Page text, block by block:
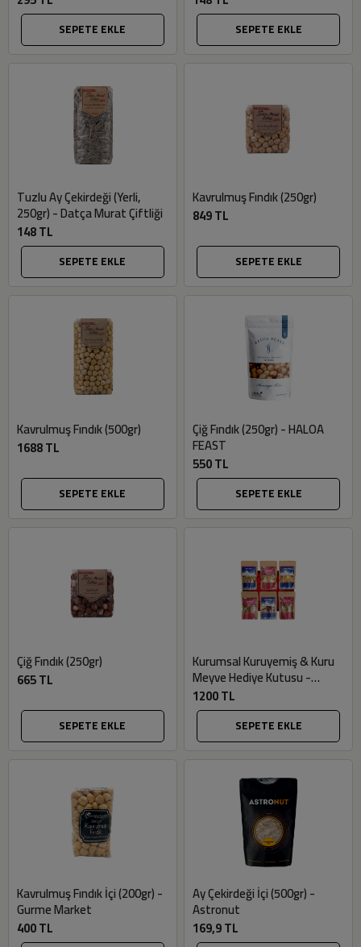
SEPETE EKLE SEPETE EKLE
Tuzlu Ay Çekirdeği (Yerli,
250gr) - Datça Murat Çiftliği
148 TL
SEPETE EKLE
Kavrulmuş Fındık (250gr)
849 TL
SEPETE EKLE
Kavrulmuş Fındık (500gr)
1688 TL
SEPETE EKLE
Çiğ Fındık (250gr) - HALOA
FEAST
550 TL
SEPETE EKLE
Çiğ Fındık (250gr)
665 TL
SEPETE EKLE
Kurumsal Kuruyemiş & Kuru
Meyve Hediye Kutusu -
Datça Murat Çiftliği
1200 TL
SEPETE EKLE
Kavrulmuş Fındık İçi (200gr) -
Gurme Market
400 TL
Ay Çekirdeği İçi (500gr) -
Astronut
169,9 TL